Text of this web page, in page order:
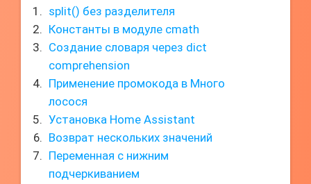
split() без разделителя
Константы в модуле cmath
Создание словаря через dict
comprehension
Применение промокода в Много
лосося
Установка Home Assistant
Возврат нескольких значений
Переменная с нижним
подчеркиванием